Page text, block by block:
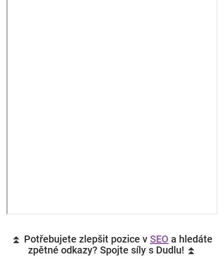
⏫ Potřebujete zlepšit pozice v SEO a hledáte
zpětné odkazy? Spojte síly s Dudlu! ⏫